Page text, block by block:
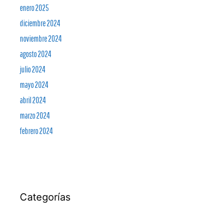
enero 2025
diciembre 2024
noviembre 2024
agosto 2024
julio 2024
mayo 2024
abril 2024
marzo 2024
febrero 2024
Categorías